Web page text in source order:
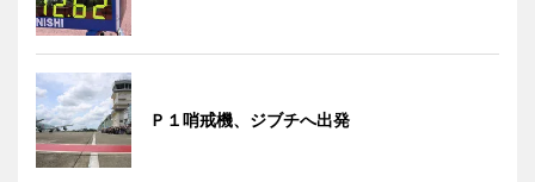
Ｐ１哨戒機、ジブチへ出発